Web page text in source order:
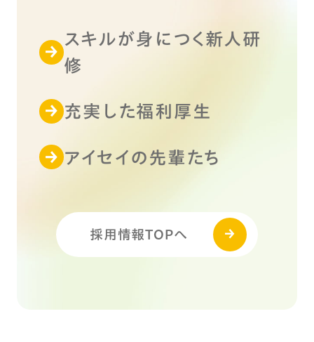
スキルが身につく新人研
修
充実した福利厚生
アイセイの先輩たち
採用情報TOPへ